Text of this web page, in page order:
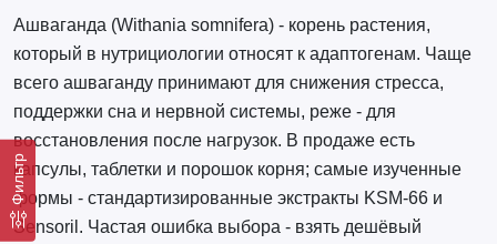
Фильтр
Ашваганда (Withania somnifera) - корень растения,
который в нутрициологии относят к адаптогенам. Чаще
всего ашваганду принимают для снижения стресса,
поддержки сна и нервной системы, реже - для
восстановления после нагрузок. В продаже есть
капсулы, таблетки и порошок корня; самые изученные
формы - стандартизированные экстракты KSM-66 и
Sensoril. Частая ошибка выбора - взять дешёвый